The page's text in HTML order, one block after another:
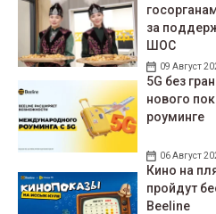
за
ШОС
09 Август
5G без
нового
роуминге
06 Август
Кино на
пройдут
Beeline